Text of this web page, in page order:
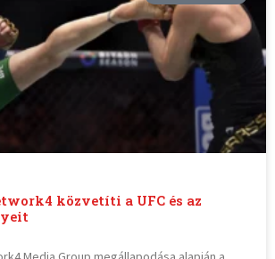
közvetíti a UFC és az